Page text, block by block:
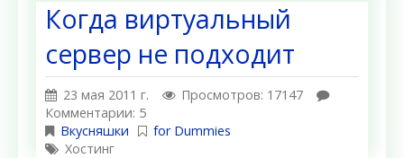
Когда виртуальный
сервер не подходит
23 мая 2011 г.
Просмотров: 17147
Комментарии: 5
Вкусняшки
for Dummies
Хостинг